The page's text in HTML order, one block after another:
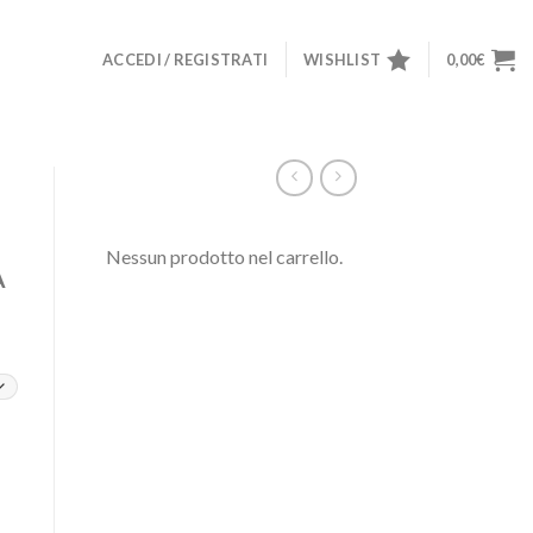
ACCEDI / REGISTRATI WISHLIST 0,00€
Nessun prodotto nel carrello.